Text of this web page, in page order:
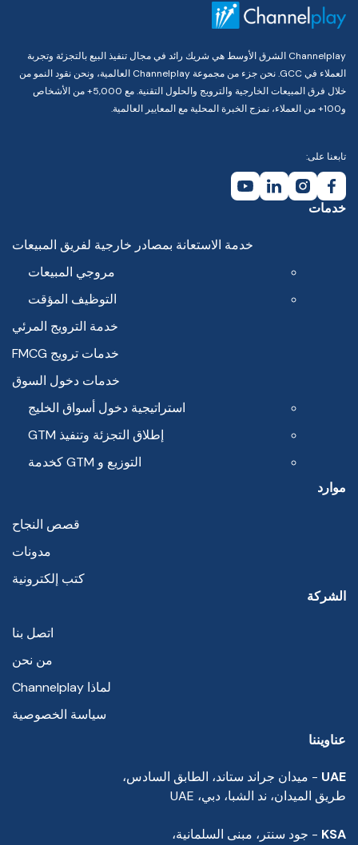
Channelplay الشرق الأوسط هي شريك رائد في مجال تنفيذ البيع بالتجزئة وتجربة
العملاء في GCC. نحن جزء من مجموعة Channelplay العالمية، ونحن نقود النمو من
خلال فرق المبيعات الخارجية والترويج والحلول التقنية. مع 5,000+ من الأشخاص
و100+ من العملاء، نمزج الخبرة المحلية مع المعايير العالمية.
تابعنا على:
خدمات
خدمة الاستعانة بمصادر خارجية لفريق المبيعات
مروجي المبيعات
التوظيف المؤقت
خدمة الترويج المرئي
خدمات ترويج FMCG
خدمات دخول السوق
استراتيجية دخول أسواق الخليج
إطلاق التجزئة وتنفيذ GTM
التوزيع و GTM كخدمة
موارد
قصص النجاح
مدونات
كتب إلكترونية
الشركة
اتصل بنا
من نحن
لماذا Channelplay
سياسة الخصوصية
عناويننا
UAE - ميدان جراند ستاند، الطابق السادس،
طريق الميدان، ند الشبا، دبي، UAE
KSA - جود سنتر، مبنى السلمانية،